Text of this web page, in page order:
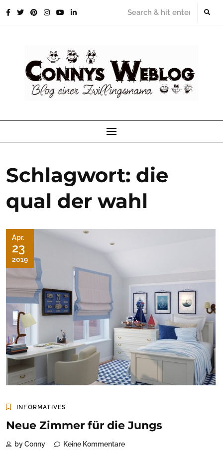
Schlagwort: die
qual der wahl
Apr.
23
2019
INFORMATIVES
Neue Zimmer für die Jungs
by Conny Keine Kommentare